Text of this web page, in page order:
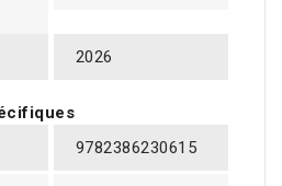
2026
9782386230615